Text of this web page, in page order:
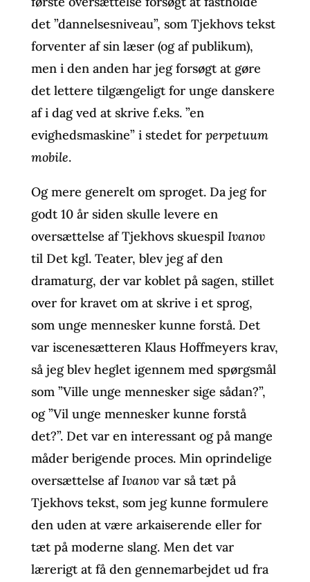
det ”dannelsesniveau”, som Tjekhovs tekst
forventer af sin læser (og af publikum),
men i den anden har jeg forsøgt at gøre
det lettere tilgængeligt for unge danskere
af i dag ved at skrive f.eks. ”en
evighedsmaskine” i stedet for perpetuum
mobile.
Og mere generelt om sproget. Da jeg for
godt 10 år siden skulle levere en
oversættelse af Tjekhovs skuespil Ivanov
til Det kgl. Teater, blev jeg af den
dramaturg, der var koblet på sagen, stillet
over for kravet om at skrive i et sprog,
som unge mennesker kunne forstå. Det
var iscenesætteren Klaus Hoffmeyers krav,
så jeg blev heglet igennem med spørgsmål
som ”Ville unge mennesker sige sådan?”,
og ”Vil unge mennesker kunne forstå
det?”. Det var en interessant og på mange
måder berigende proces. Min oprindelige
oversættelse afIvanovvar så tæt på
Tjekhovs tekst, som jeg kunne formulere
den uden at være arkaiserende eller for
tæt på moderne slang. Men det var
lærerigt at få den gennemarbejdet ud fra